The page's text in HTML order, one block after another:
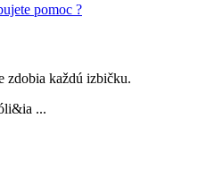
pomoc ?
zdobia každú izbičku.
...